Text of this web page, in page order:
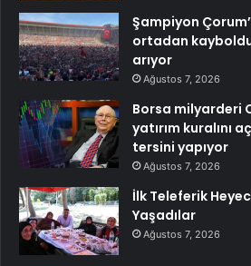
Şampiyon
ortadan
arıyor
Ağustos 7, 2026
Borsa milyarderi
yatırım kuralını
tersini yapıyor
Ağustos 7, 2026
İlk Teleferik
Yaşadılar
Ağustos 7, 2026